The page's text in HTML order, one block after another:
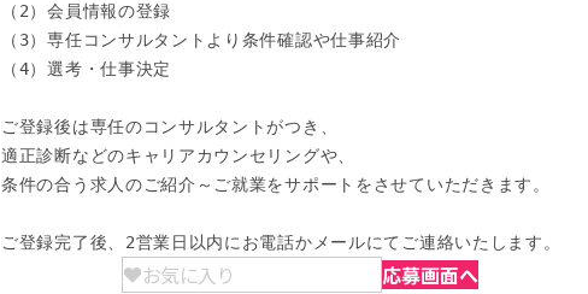
（2）会員情報の登録
（3）専任コンサルタントより条件確認や仕事紹介
（4）選考・仕事決定
ご登録後は専任のコンサルタントがつき、
適正診断などのキャリアカウンセリングや、
条件の合う求人のご紹介～ご就業をサポートをさせていただきます。
ご登録完了後、2営業日以内にお電話かメールにてご連絡いたします。
お気に入り 応募画面へ